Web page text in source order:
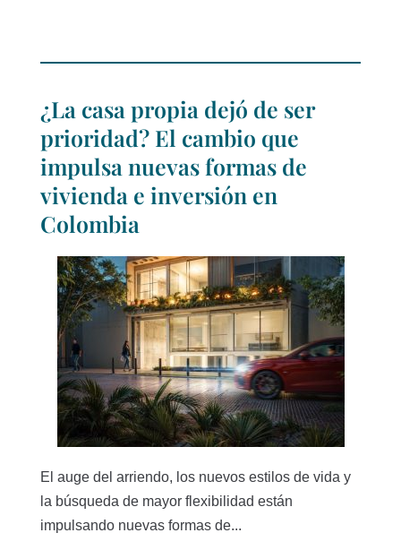
¿La casa propia dejó de ser
prioridad? El cambio que
impulsa nuevas formas de
vivienda e inversión en
Colombia
El auge del arriendo, los nuevos estilos de vida y
la búsqueda de mayor flexibilidad están
impulsando nuevas formas de...